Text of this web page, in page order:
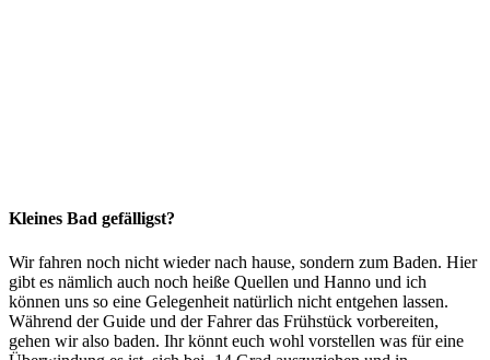
Kleines Bad gefälligst?
Wir fahren noch nicht wieder nach hause, sondern zum Baden. Hier
gibt es nämlich auch noch heiße Quellen und Hanno und ich
können uns so eine Gelegenheit natürlich nicht entgehen lassen.
Während der Guide und der Fahrer das Frühstück vorbereiten,
gehen wir also baden. Ihr könnt euch wohl vorstellen was für eine